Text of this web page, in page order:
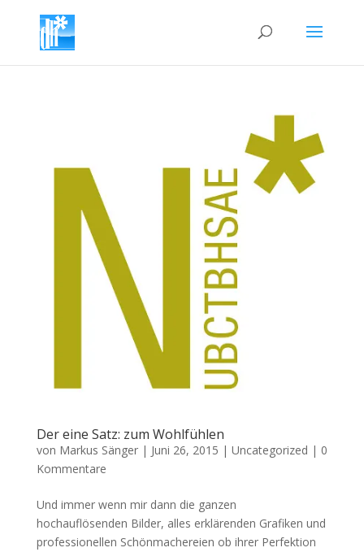
Der eine Satz: zum Wohlfühlen
von Markus Sänger| Juni 26, 2015 | Uncategorized | 0
Kommentare
Und immer wenn mir dann die ganzen
hochauflösenden Bilder, alles erklärenden Grafiken und
professionellen Schönmachereien ob ihrer Perfektion